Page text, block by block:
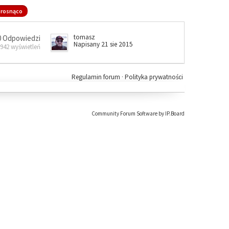
rosnąco
Odpowiedzi
wyświetleń
tomasz
Napisany 21 sie 2015
Polityka prywatności
Regulamin forum ·
Community Forum Software by IP.Board